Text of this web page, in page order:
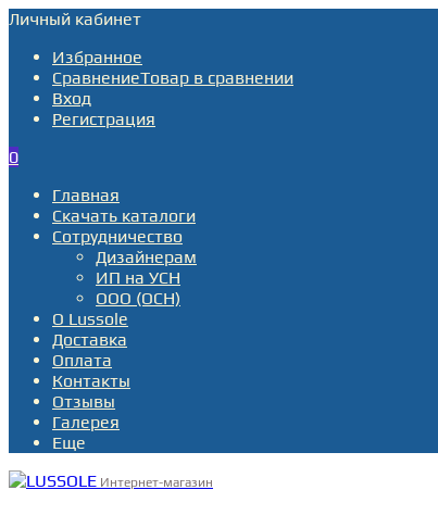
Личный кабинет
Избранное
СравнениеТовар в сравнении
Вход
Регистрация
0
Главная
Скачать каталоги
Сотрудничество
Дизайнерам
ИП на УСН
ООО (ОСН)
О Lussole
Доставка
Оплата
Контакты
Отзывы
Галерея
Еще
Интернет-магазин